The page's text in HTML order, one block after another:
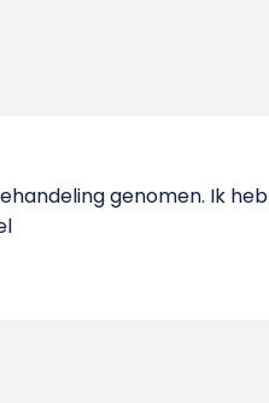
genomen. Ik heb